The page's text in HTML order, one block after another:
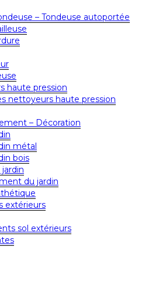
– Tondeuse autoportée
haute pression
nettoyeurs haute pression
– Décoration
métal
bois
du jardin
extérieurs
sol extérieurs